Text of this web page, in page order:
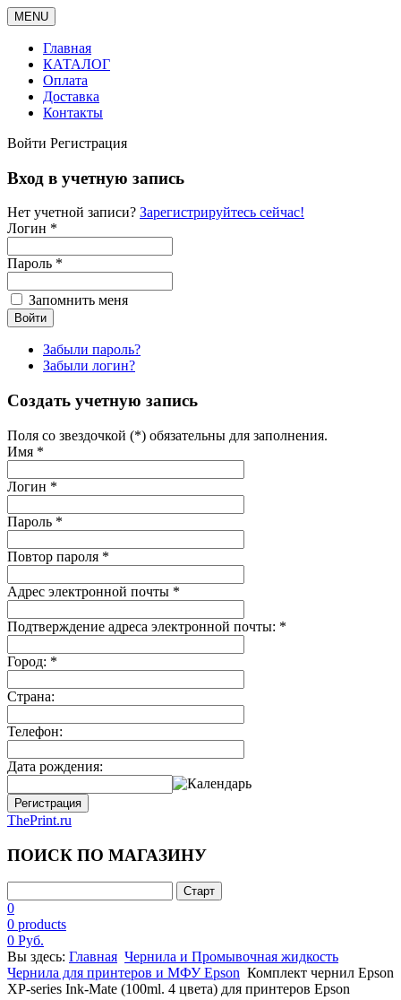
MENU
Главная
КАТАЛОГ
Оплата
Доставка
Контакты
Войти Регистрация
Вход в учетную запись
Нет учетной записи? Зарегистрируйтесь сейчас!
Логин *
Пароль *
Запомнить меня
Забыли пароль?
Забыли логин?
Создать учетную запись
Поля со звездочкой (*) обязательны для заполнения.
Имя *
Логин *
Пароль *
Повтор пароля *
Адрес электронной почты *
Подтверждение адреса электронной почты: *
Город: *
Страна:
Телефон:
Дата рождения:
Регистрация
ThePrint.ru
ПОИСК ПО МАГАЗИНУ
0
0 products
0 Руб.
Вы здесь: Главная Чернила и Промывочная жидкость
Чернила для принтеров и МФУ Epson Комплект чернил Epson
XP-series Ink-Mate (100ml. 4 цвета) для принтеров Epson